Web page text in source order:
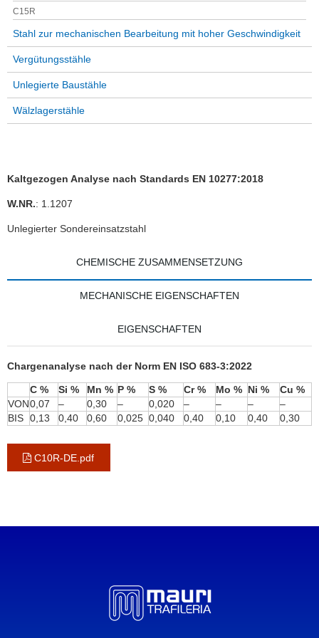
C15R
Stahl zur mechanischen Bearbeitung mit hoher Geschwindigkeit
Vergütungsstähle
Unlegierte Baustähle
Wälzlagerstähle
Kaltgezogen Analyse nach Standards EN 10277:2018
W.NR.: 1.1207
Unlegierter Sondereinsatzstahl
CHEMISCHE ZUSAMMENSETZUNG
MECHANISCHE EIGENSCHAFTEN
EIGENSCHAFTEN
Chargenanalyse nach der Norm EN ISO 683-3:2022
C % Si % Mn % P % S % Cr % Mo % Ni %
Cu %
VON0,07 – 0,30 – 0,020 – – –
–
BIS 0,13 0,40 0,60 0,025 0,040 0,40 0,10 0,40 0,30
C10R-DE.pdf